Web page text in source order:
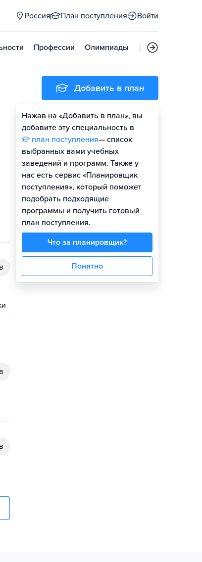
Россия План поступления Войти
Профессии Олимпиады Дни открытых
Добавить в план
Нажав на «Добавить в план», вы
добавите эту специальность в
план поступления— список
выбранных вами учебных
заведений и программ. Также у
нас есть сервис «Планировщик
поступления», который поможет
подобрать подходящие
программы и получить готовый
план поступления.
Что за планировщик?
Понятно